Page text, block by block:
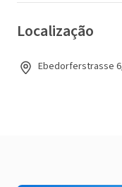
Localização
Ebedorferstrasse